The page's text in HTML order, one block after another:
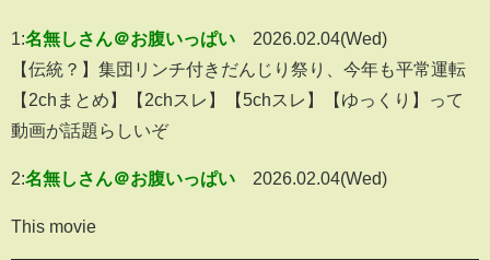
1:名無しさん＠お腹いっぱい
2026.02.04(Wed)
【伝統？】集団リンチ付きだんじり祭り、今年も平常運転
【2chまとめ】【2chスレ】【5chスレ】【ゆっくり】って
動画が話題らしいぞ
2:名無しさん＠お腹いっぱい 2026.02.04(Wed)
This movie